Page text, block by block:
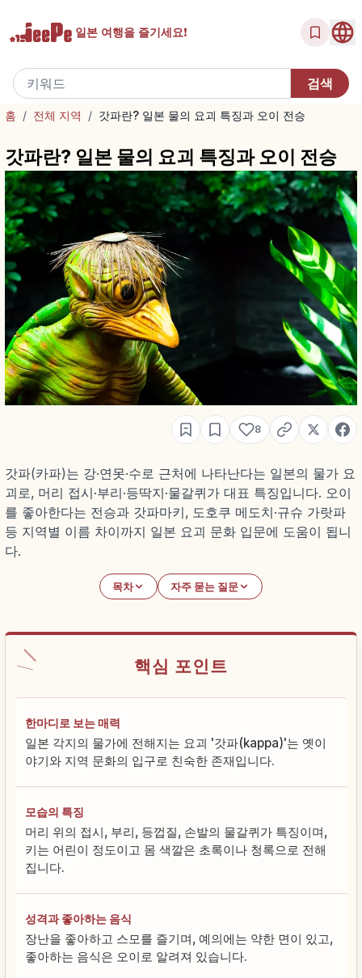
일본 여행을 즐기세요!
홈 / 전체 지역 / 갓파란? 일본 물의 요괴 특징과 오이 전승
갓파란? 일본 물의 요괴 특징과 오이 전승
8
갓파(카파)는 강·연못·수로 근처에 나타난다는 일본의 물가 요
괴로, 머리 접시·부리·등딱지·물갈퀴가 대표 특징입니다. 오이
를 좋아한다는 전승과 갓파마키, 도호쿠 메도치·규슈 가랏파
등 지역별 이름 차이까지 일본 요괴 문화 입문에 도움이 됩니
다.
목차 자주 묻는 질문
핵심 포인트
한마디로 보는 매력
일본 각지의 물가에 전해지는 요괴 '갓파(kappa)'는 옛이
야기와 지역 문화의 입구로 친숙한 존재입니다.
모습의 특징
머리 위의 접시, 부리, 등껍질, 손발의 물갈퀴가 특징이며,
키는 어린이 정도이고 몸 색깔은 초록이나 청록으로 전해
집니다.
성격과 좋아하는 음식
장난을 좋아하고 스모를 즐기며, 예의에는 약한 면이 있고,
좋아하는 음식은 오이로 알려져 있습니다.